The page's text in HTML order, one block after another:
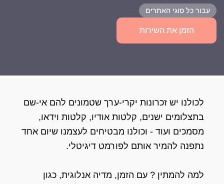
עבור כל סוגי האתרים
הזמן את השירות
לכולנו יש זכרונות יקרי-ערך שטמונים להם אי-שם
בתצלומים ישנים, קלטות אודיו, קלטות וידאו,
מסמכים ועוד - וכולנו מבטיחים לעצמנו שיום אחד
נתפנה להמיר אותם לפורמט דיגיטלי.
למה להמתין ? עם הזמן, מדיה אנלוגית, כגון